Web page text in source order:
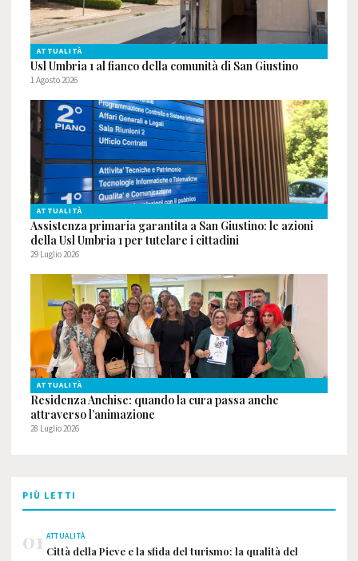
ATTUALITÀ
Usl Umbria 1 al fianco della comunità di San Giustino
1 Agosto 2026
ATTUALITÀ
Assistenza primaria garantita a San Giustino: le azioni
della Usl Umbria 1 per tutelare i cittadini
29 Luglio 2026
ATTUALITÀ
Residenza Anchise: quando la cura passa anche
attraverso l’animazione
28 Luglio 2026
PIÙ LETTI
01 ATTUALITÀ
Città della Pieve e la sfida del turismo: la qualità del